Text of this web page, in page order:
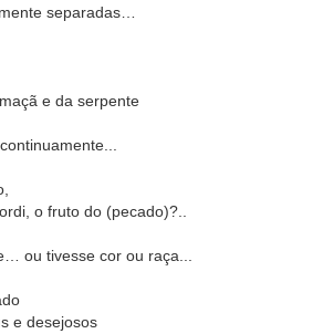
separadas…
e da serpente
o fruto do (pecado)?..
ou tivesse cor ou raça...
e desejosos